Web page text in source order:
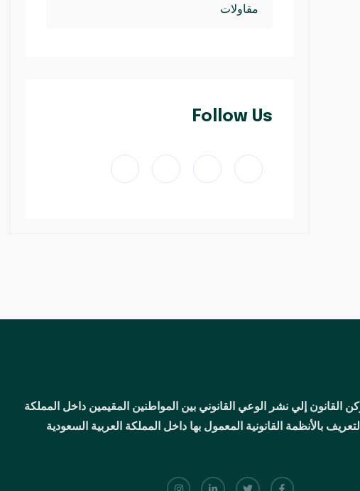
مقاولات
Follow Us
القانون إلي نشر الوعي القانوني بين المواطنين المقيمين داخل المملكة
بالأنظمة القانونية المعمول بها داخل المملكة العربية السعودية